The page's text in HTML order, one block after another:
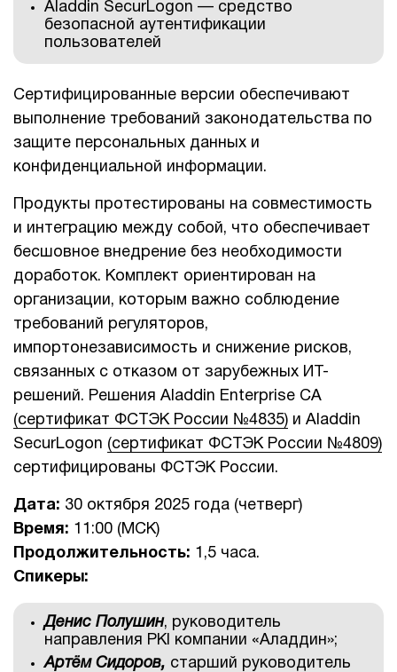
Aladdin SecurLogon — средство
безопасной аутентификации
пользователей
Сертифицированные версии обеспечивают
выполнение требований законодательства по
защите персональных данных и
конфиденциальной информации.
Продукты протестированы на совместимость
и интеграцию между собой, что обеспечивает
бесшовное внедрение без необходимости
доработок. Комплект ориентирован на
организации, которым важно соблюдение
требований регуляторов,
импортонезависимость и снижение рисков,
связанных с отказом от зарубежных ИТ-
решений. Решения Aladdin Enterprise CA
(сертификат ФСТЭК России №4835) и Aladdin
SecurLogon (сертификат ФСТЭК России №4809)
сертифицированы ФСТЭК России.
Дата: 30 октября 2025 года (четверг)
Время: 11:00 (МСК)
Продолжительность: 1,5 часа.
Спикеры:
Денис Полушин, руководитель
направления PKI компании «Аладдин»;
Артём Сидоров, старший руководитель